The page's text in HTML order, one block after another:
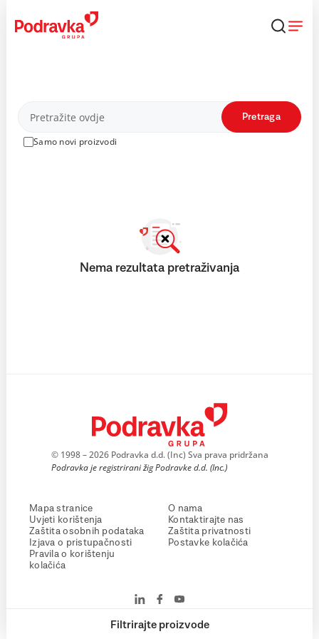
content
Proizvodi
Samo novi proizvodi
Pretraga
Filtrirajte proizvode
Nema rezultata pretraživanja
© 1998 – 2026 Podravka d.d. (Inc) Sva prava pridržana
Podravka je registrirani žig Podravke d.d. (Inc.)
Mapa stranice
Uvjeti korištenja
Zaštita osobnih podataka
Izjava o pristupačnosti
Pravila o korištenju
kolačića
O nama
Kontaktirajte nas
Zaštita privatnosti
Postavke kolačića